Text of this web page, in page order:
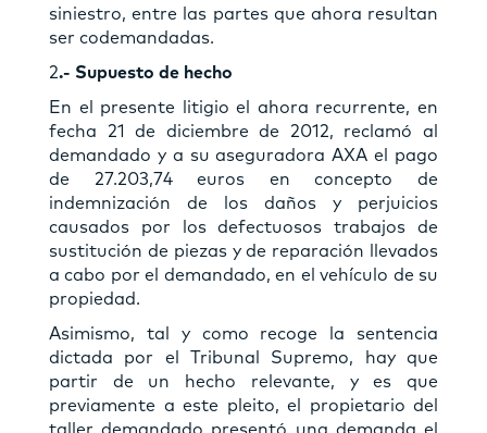
siniestro, entre las partes que ahora resultan
ser codemandadas.
2.- Supuesto de hecho
En el presente litigio el ahora recurrente, en
fecha 21 de diciembre de 2012, reclamó al
demandado y a su aseguradora AXA el pago
de 27.203,74 euros en concepto de
indemnización de los daños y perjuicios
causados por los defectuosos trabajos de
sustitución de piezas y de reparación llevados
a cabo por el demandado, en el vehículo de su
propiedad.
Asimismo, tal y como recoge la sentencia
dictada por el Tribunal Supremo, hay que
partir de un hecho relevante, y es que
previamente a este pleito, el propietario del
taller demandado presentó una demanda el